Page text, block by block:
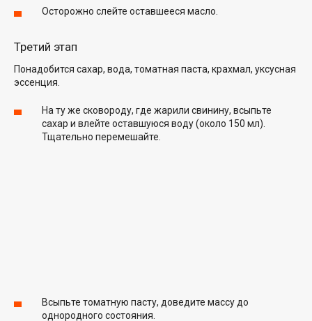
Осторожно слейте оставшееся масло.
Третий этап
Понадобится сахар, вода, томатная паста, крахмал, уксусная
эссенция.
На ту же сковороду, где жарили свинину, всыпьте
сахар и влейте оставшуюся воду (около 150 мл).
Тщательно перемешайте.
Всыпьте томатную пасту, доведите массу до
однородного состояния.